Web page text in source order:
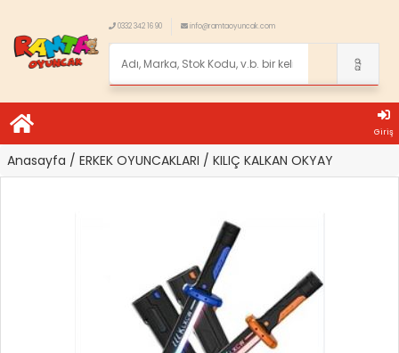
0332 342 16 90 info@ramtaoyuncak.com
Giriş
Anasayfa / ERKEK OYUNCAKLARI / KILIÇ KALKAN OKYAY